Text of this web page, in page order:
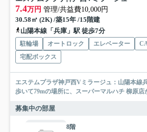
7.4万円 管理/共益費10,000円
30.58㎡ (2K) /築15年 /15階建
山陽本線「兵庫」駅 徒歩7分
駐輪場 オートロック エレベーター
宅配ボックス
エステムプラザ神戸西Vミラージュ：山陽本線
歩いて79mの場所に、スーパーマルハチ 柳原店
募集中の部屋
8階